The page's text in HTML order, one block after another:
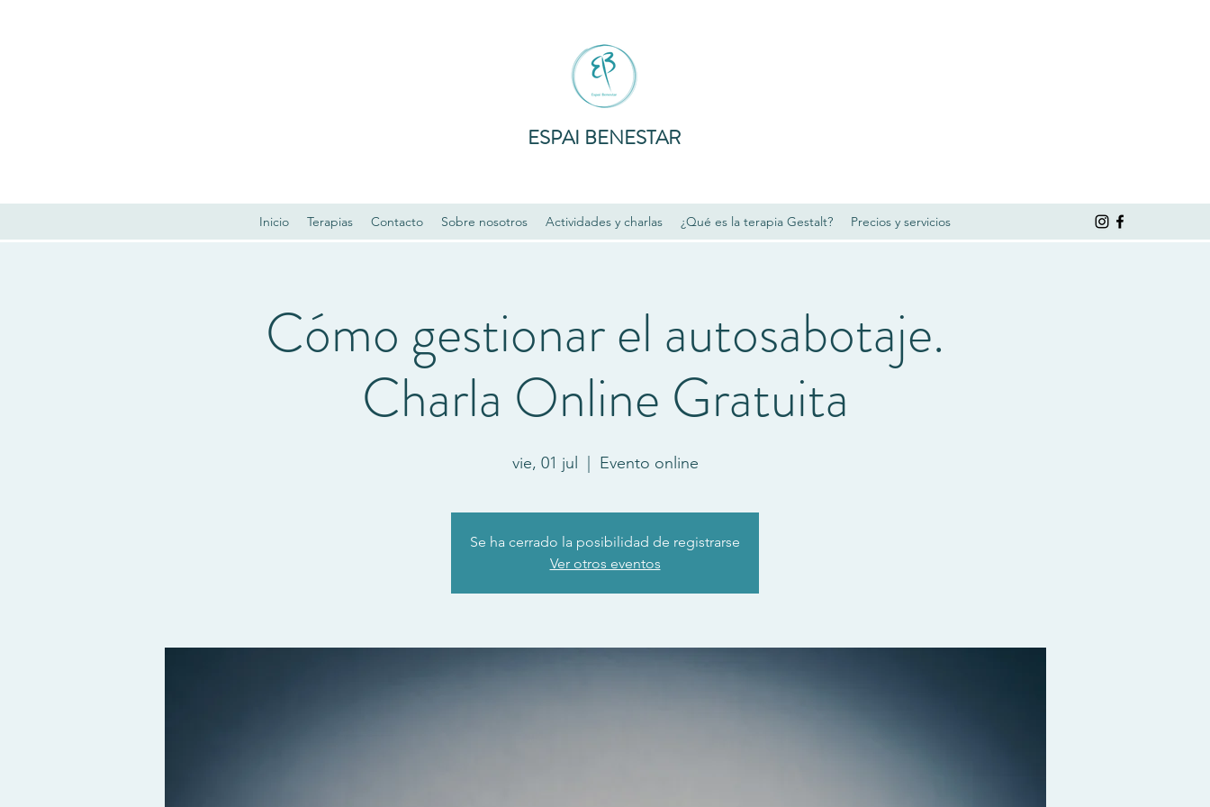
ESPAI BENESTAR
Inicio Terapias Contacto Sobre nosotros Actividades y charlas ¿Qué es la terapia Gestalt? Precios y servicios
Cómo gestionar el autosabotaje.
Charla Online Gratuita
vie, 01 jul Evento online
Se ha cerrado la posibilidad de registrarse
Ver otros eventos